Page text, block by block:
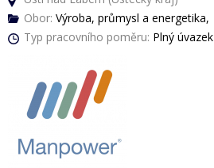
Obor: Výroba, průmysl a energetika,
Typ pracovního poměru: Plný úvazek